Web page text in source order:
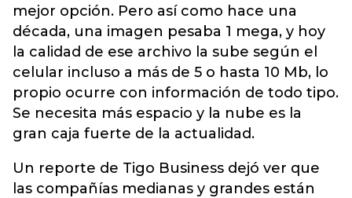
mejor opción. Pero así como hace una
década, una imagen pesaba 1 mega, y hoy
la calidad de ese archivo la sube según el
celular incluso a más de 5 o hasta 10 Mb, lo
propio ocurre con información de todo tipo.
Se necesita más espacio y la nube es la
gran caja fuerte de la actualidad.
Un reporte de Tigo Business dejó ver que
las compañías medianas y grandes están